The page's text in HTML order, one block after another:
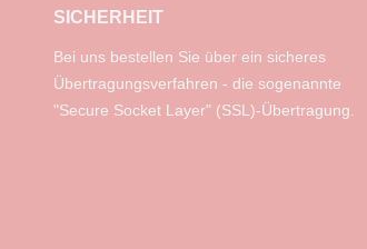
SICHERHEIT
Bei uns bestellen Sie über ein sicheres
Übertragungsverfahren - die sogenannte
"Secure Socket Layer" (SSL)-Übertragung.